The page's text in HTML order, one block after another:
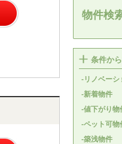
物件検
条件か
-リノベーシ
-新着物件
-値下がり物
-ペット可物
-築浅物件